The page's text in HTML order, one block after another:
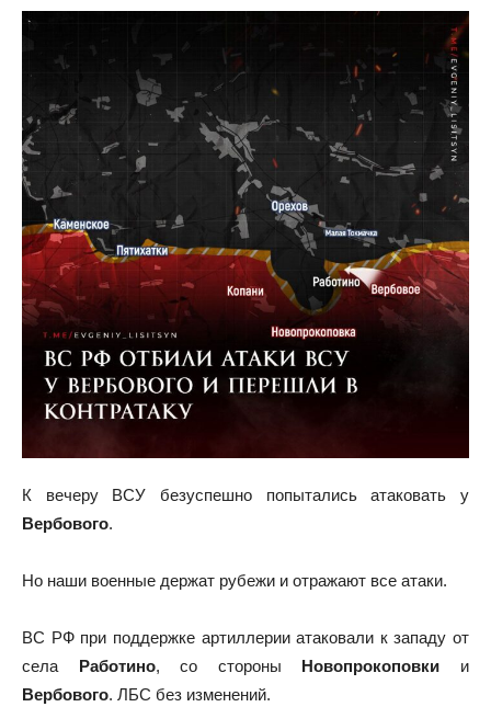
К вечеру ВСУ безуспешно попытались атаковать у
Вербового.
Но наши военные держат рубежи и отражают все атаки.
ВС РФ при поддержке артиллерии атаковали к западу от
села Работино, со стороны Новопрокоповки и
Вербового. ЛБС без изменений.